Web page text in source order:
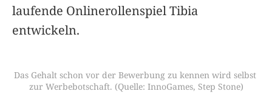
laufende Onlinerollenspiel Tibia
entwickeln.
Das Gehalt schon vor der Bewerbung zu kennen wird selbst
zur Werbebotschaft. (Quelle: InnoGames, Step Stone)